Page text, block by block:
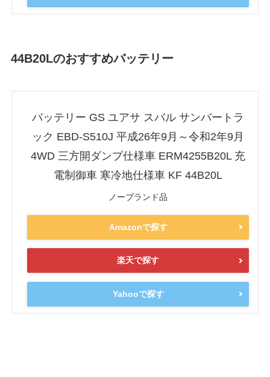
44B20Lのおすすめバッテリー
バッテリー GS ユアサ スバル サンバートラ
ック EBD-S510J 平成26年9月～令和2年9月
4WD 三方開ダンプ仕様車 ERM4255B20L 充
電制御車 寒冷地仕様車 KF 44B20L
ノーブランド品
Amazonで探す
楽天で探す
Yahooで探す